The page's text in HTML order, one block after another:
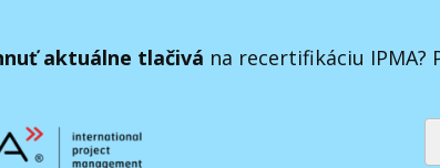
aktuálne tlačivá na recertifikáciu IPMA?